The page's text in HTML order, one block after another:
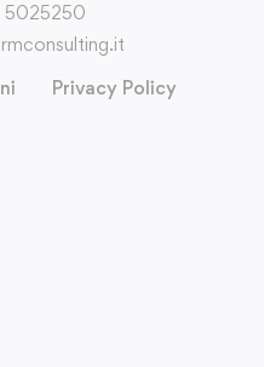
Privacy Policy